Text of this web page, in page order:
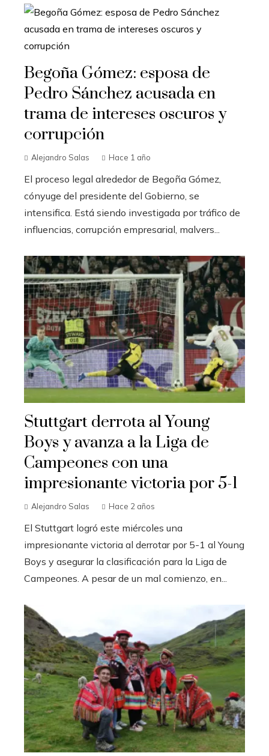
Begoña Gómez: esposa de
Pedro Sánchez acusada en
trama de intereses oscuros y
corrupción
Alejandro Salas Hace 1 año
El proceso legal alrededor de Begoña Gómez,
cónyuge del presidente del Gobierno, se
intensifica. Está siendo investigada por tráfico de
influencias, corrupción empresarial, malvers...
Stuttgart derrota al Young
Boys y avanza a la Liga de
Campeones con una
impresionante victoria por 5-1
Alejandro Salas Hace 2 años
El Stuttgart logró este miércoles una
impresionante victoria al derrotar por 5-1 al Young
Boys y asegurar la clasificación para la Liga de
Campeones. A pesar de un mal comienzo, en...